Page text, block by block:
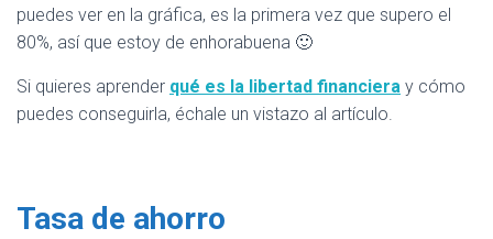
puedes ver en la gráfica, es la primera vez que supero el
80%, así que estoy de enhorabuena 🙂
Si quieres aprender qué es la libertad financiera y cómo
puedes conseguirla, échale un vistazo al artículo.
Tasa de ahorro